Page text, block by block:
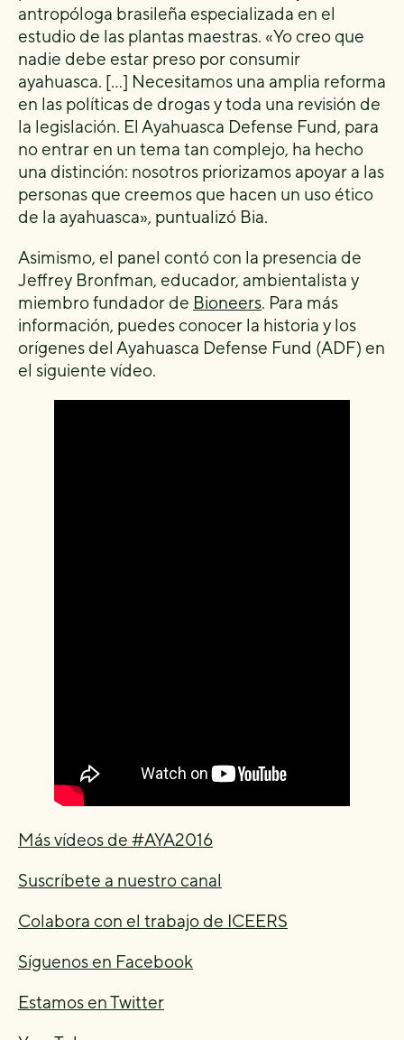
antropóloga brasileña especializada en el
estudio de las plantas maestras. «Yo creo que
nadie debe estar preso por consumir
ayahuasca. […] Necesitamos una amplia reforma
en las políticas de drogas y toda una revisión de
la legislación. El Ayahuasca Defense Fund, para
no entrar en un tema tan complejo, ha hecho
una distinción: nosotros priorizamos apoyar a las
personas que creemos que hacen un uso ético
de la ayahuasca», puntualizó Bia.
Asimismo, el panel contó con la presencia de
Jeffrey Bronfman, educador, ambientalista y
miembro fundador de Bioneers. Para más
información, puedes conocer la historia y los
orígenes del Ayahuasca Defense Fund (ADF) en
el siguiente vídeo.
Más vídeos de #AYA2016
Suscríbete a nuestro canal
Colabora con el trabajo de ICEERS
Síguenos en Facebook
Estamos en Twitter